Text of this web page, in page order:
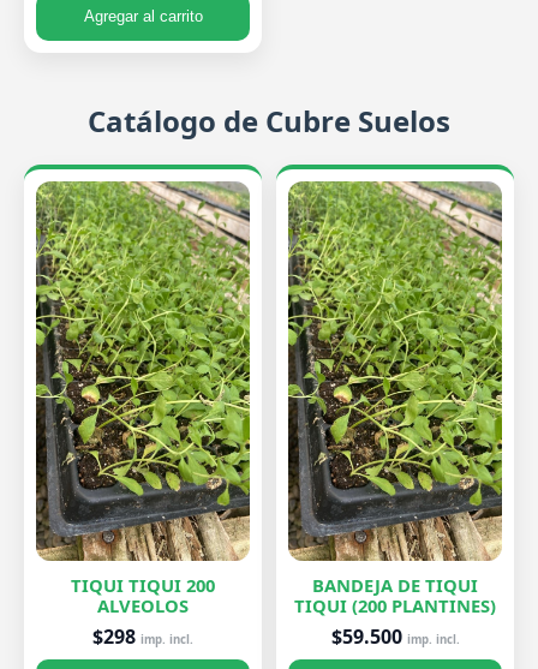
Agregar al carrito
Catálogo de Cubre Suelos
TIQUI TIQUI 200
ALVEOLOS
$298 imp. incl.
BANDEJA DE TIQUI
TIQUI (200 PLANTINES)
$59.500 imp. incl.